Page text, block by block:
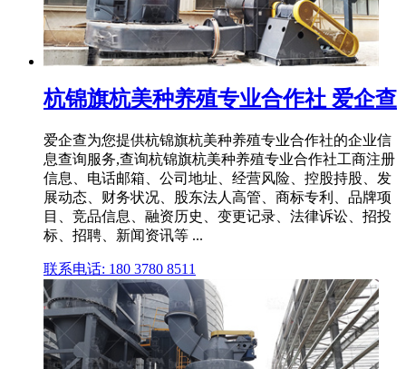
杭锦旗杭美种养殖专业合作社 爱企查
爱企查为您提供杭锦旗杭美种养殖专业合作社的企业信
息查询服务,查询杭锦旗杭美种养殖专业合作社工商注册
信息、电话邮箱、公司地址、经营风险、控股持股、发
展动态、财务状况、股东法人高管、商标专利、品牌项
目、竞品信息、融资历史、变更记录、法律诉讼、招投
标、招聘、新闻资讯等 ...
联系电话: 180 3780 8511